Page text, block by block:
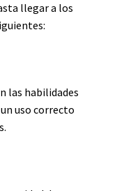
llegar a los
las habilidades
uso correcto